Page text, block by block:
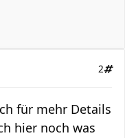
2
für mehr Details
hier noch was